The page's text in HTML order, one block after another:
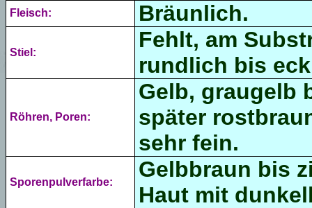
Fleisch: Bräunlich.
Stiel:
Fehlt, am
rundlich bis
Röhren, Poren:
Gelb, graugelb
später
sehr fein.
Sporenpulverfarbe:
Gelbbraun bis
Haut mit